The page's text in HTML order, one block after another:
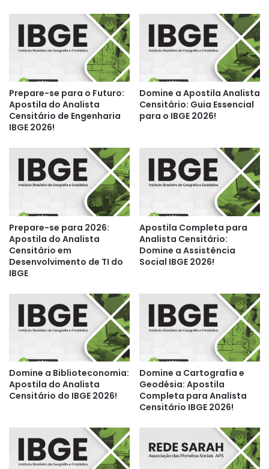
Prepare-se para o Futuro:
Apostila do Analista
Censitário de Engenharia
IBGE 2026!
Domine a Apostila Analista
Censitário: Guia Essencial
para o IBGE 2026!
Prepare-se para 2026:
Apostila do Analista
Censitário em
Desenvolvimento de TI do
IBGE
Apostila Completa para
Analista Censitário:
Domine a Assistência
Social IBGE 2026!
Domine a Biblioteconomia:
Apostila do Analista
Censitário do IBGE 2026!
Domine a Cartografia e
Geodésia: Apostila
Completa para Analista
Censitário IBGE 2026!